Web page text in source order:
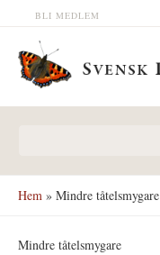
Hoppa till huvudinnehåll
BLI MEDLEM
Hem » Mindre tåtelsmygare
Mindre tåtelsmygare